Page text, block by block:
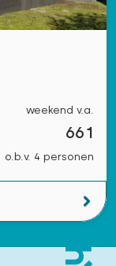
weekend v.a.
661
o.b.v. 4 personen